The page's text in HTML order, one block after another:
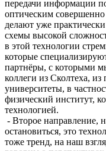
передачи информации
оптическим
делают уже
схемы высокой
в этой технологии
которые
партнёры, с которыми
коллеги из Сколтеха,
университеты, в
физический институт,
технологией.
- Второе направление,
остановиться, это
тоже тренд, на наш